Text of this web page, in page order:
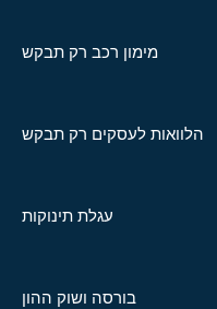
מימון רכב רק תבקש
הלוואות לעסקים רק תבקש
עגלת תינוקות
בורסה ושוק ההון